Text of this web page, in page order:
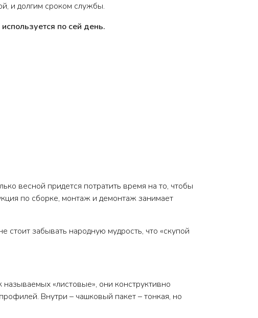
и долгим сроком службы.
по сей день.
весной придется потратить время на то, чтобы
по сборке, монтаж и демонтаж занимает
забывать народную мудрость, что «скупой
«листовые», они конструктивно
Внутри – чашковый пакет – тонкая, но